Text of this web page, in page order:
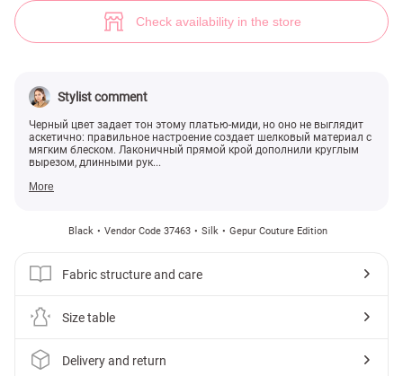
Check availability in the store
Stylist comment
Черный цвет задает тон этому платью-миди, но оно не выглядит
аскетично: правильное настроение создает шелковый материал с
мягким блеском. Лаконичный прямой крой дополнили круглым
вырезом, длинными рук...
More
Black Vendor Code 37463 Silk Gepur Couture Edition
Fabric structure and care
Size table
Delivery and return
(№ 37463) ♡ Gepur - women clothes store